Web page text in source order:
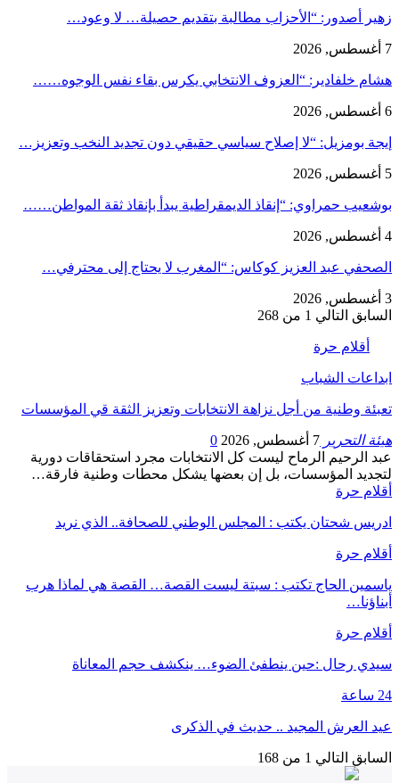
زهير أصدور: “الأحزاب مطالبة بتقديم حصيلة… لا وعود…
7 أغسطس, 2026
هشام خلفادير: “العزوف الانتخابي يكرس بقاء نفس الوجوه……
6 أغسطس, 2026
إيجة بومزيل: “لا إصلاح سياسي حقيقي دون تجديد النخب وتعزيز…
5 أغسطس, 2026
بوشعيب حمراوي: “إنقاذ الديمقراطية يبدأ بإنقاذ ثقة المواطن……
4 أغسطس, 2026
الصحفي عبد العزيز كوكاس: “المغرب لا يحتاج إلى محترفي…
3 أغسطس, 2026
السابق التالي 1 من 268
أقلام حرة
ابداعات الشباب
تعبئة وطنية من أجل نزاهة الانتخابات وتعزيز الثقة قي المؤسسات
هيئة التحرير 7 أغسطس, 2026
0
عبد الرحيم الرماح ليست كل الانتخابات مجرد استحقاقات دورية
لتجديد المؤسسات، بل إن بعضها يشكل محطات وطنية فارقة…
أقلام حرة
ادريس شحتان يكتب : المجلس الوطني للصحافة.. الذي نريد
أقلام حرة
ياسمين الحاج تكتب : سبتة ليست القصة… القصة هي لماذا هرب
أبناؤنا…
أقلام حرة
سيدي رحال :حين ينطفئ الضوء… ينكشف حجم المعاناة
24 ساعة
عيد العرش المجيد .. حديث في الذكرى
السابق التالي 1 من 168